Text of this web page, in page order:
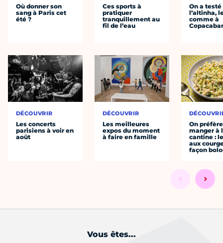
Où donner son
sang à Paris cet
été ?
DÉCOUVRIR
Les concerts
parisiens à voir en
août
Ces sports à
pratiquer
tranquillement au
fil de l’eau
DÉCOUVRIR
Les meilleures
expos du moment
à faire en famille
On a testé
l’altinha,
comme à
On préfère
manger à
cantine :
aux
façon
Vous êtes...